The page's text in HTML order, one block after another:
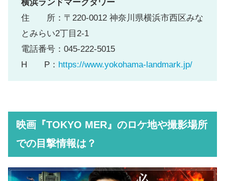
横浜ランドマークタワー
住 所：〒220-0012 神奈川県横浜市西区みな
とみらい2丁目2-1
電話番号：045-222-5015
H P： https://www.yokohama-landmark.jp/
映画『TOKYO MER』のロケ地や撮影場所
での目撃情報は？